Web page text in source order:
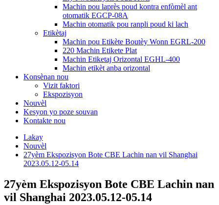
Machin pou laprès poud kontra enfòmèl ant
otomatik EGCP-08A
Machin otomatik pou ranpli poud ki lach
Etikètaj
Machin pou Etikète Boutèy Wonn EGRL-200
220 Machin Etikete Plat
Machin Etiketaj Orizontal EGHL-400
Machin etikèt anba orizontal
Konsènan nou
Vizit faktori
Ekspozisyon
Nouvèl
Kesyon yo poze souvan
Kontakte nou
Lakay
Nouvèl
27yèm Ekspozisyon Bote CBE Lachin nan vil Shanghai
2023.05.12-05.14
27yèm Ekspozisyon Bote CBE Lachin nan
vil Shanghai 2023.05.12-05.14